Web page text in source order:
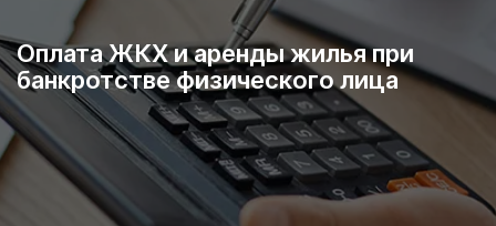
Оплата ЖКХ и аренды жилья при
банкротстве физического лица